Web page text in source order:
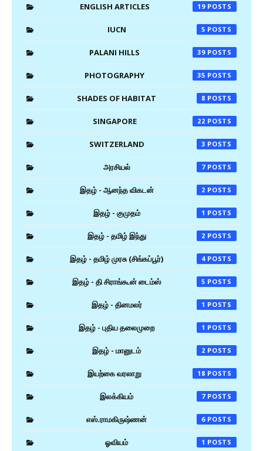
ENGLISH ARTICLES 19
IUCN 5
PALANI HILLS 39
PHOTOGRAPHY 35
SHADES OF HABITAT 8
SINGAPORE 22
SWITZERLAND 3
அரசியல் 7
இதழ் - ஆனந்த விகடன் 2
இதழ் - குமுதம் 1
இதழ் - தமிழ் இந்து 2
இதழ் - தமிழ் முரசு (சிங்கப்பூர்) 4
இதழ் - தி சிராங்கூன் டைம்ஸ் 5
இதழ் - தினமலர் 1
இதழ் - புதிய தலைமுறை 1
இதழ் - மானுடம் 2
இயற்கை வரலாறு 18
இலக்கியம் 7
எஸ்.ராமகிருஷ்ணன் 6
ஓவியம் 1